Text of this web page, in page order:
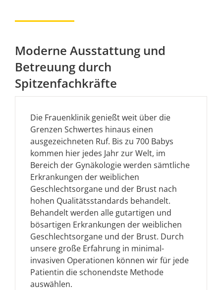
Moderne Ausstattung und
Betreuung durch
Spitzenfachkräfte
Die Frauenklinik genießt weit über die
Grenzen Schwertes hinaus einen
ausgezeichneten Ruf. Bis zu 700 Babys
kommen hier jedes Jahr zur Welt, im
Bereich der Gynäkologie werden sämtliche
Erkrankungen der weiblichen
Geschlechtsorgane und der Brust nach
hohen Qualitätsstandards behandelt.
Behandelt werden alle gutartigen und
bösartigen Erkrankungen der weiblichen
Geschlechtsorgane und der Brust. Durch
unsere große Erfahrung in minimal-
invasiven Operationen können wir für jede
Patientin die schonendste Methode
auswählen.